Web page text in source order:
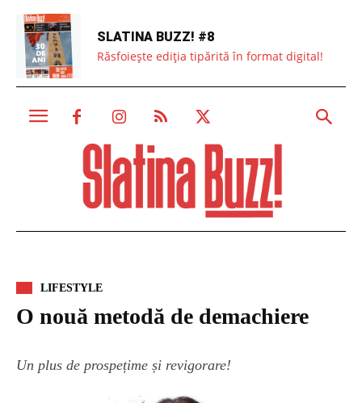
SLATINA BUZZ! #8
Răsfoiește ediția tipărită în format digital!
LIFESTYLE
O nouă metodă de demachiere
Un plus de prospețime și revigorare!